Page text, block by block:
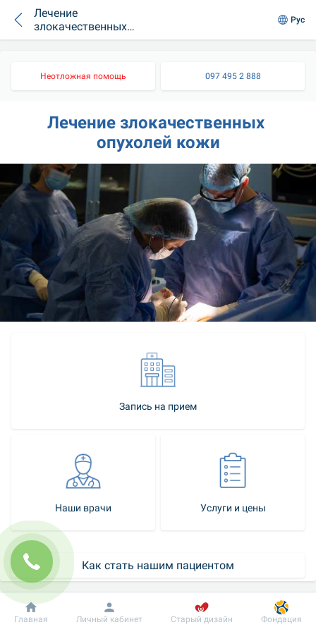
Лечение
злокачественных
опухолей кожи
Рус
Неотложная помощь 097 495 2 888
Лечение злокачественных
опухолей кожи
Запись на прием
Наши врачи Услуги и цены
Как стать нашим пациентом
Контакт-центр
Добробут Информация Пациенту
Главная Личный кабинет Старый дизайн Фондация